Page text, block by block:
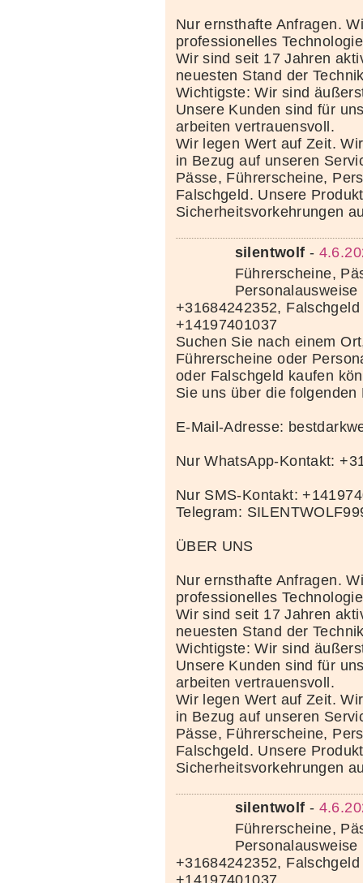
Nur ernsthafte Anfragen.
professionelles
Wir sind seit 17 Jahren
neuesten Stand der
Wichtigste: Wir sind
Unsere Kunden sind für
arbeiten vertrauensvoll.
Wir legen Wert auf Zeit.
in Bezug auf unseren
Pässe, Führerscheine,
Falschgeld. Unsere
Sicherheitsvorkehrungen
silentwolf -
Führerscheine,
+31684242352,
+14197401037
Suchen Sie nach einem
Führerscheine oder
oder Falschgeld kaufen
Sie uns über die folgenden
E-Mail-Adresse:
Nur WhatsApp-Kontakt:
Nur SMS-Kontakt:
Telegram:
ÜBER UNS
Nur ernsthafte Anfragen.
professionelles
Wir sind seit 17 Jahren
neuesten Stand der
Wichtigste: Wir sind
Unsere Kunden sind für
arbeiten vertrauensvoll.
Wir legen Wert auf Zeit.
in Bezug auf unseren
Pässe, Führerscheine,
Falschgeld. Unsere
Sicherheitsvorkehrungen
silentwolf -
Führerscheine,
+31684242352,
+14197401037